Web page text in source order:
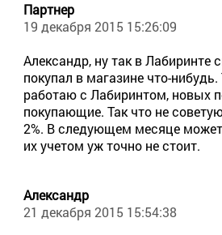
Партнер
19 декабря 2015 15:26:09
Александр, ну так в Лабиринте
покупал в магазине что-
работаю с Лабиринтом, новых
покупающие. Так что не
2%. В следующем месяце может
их учетом уж точно не стоит.
Александр
21 декабря 2015 15:54:38